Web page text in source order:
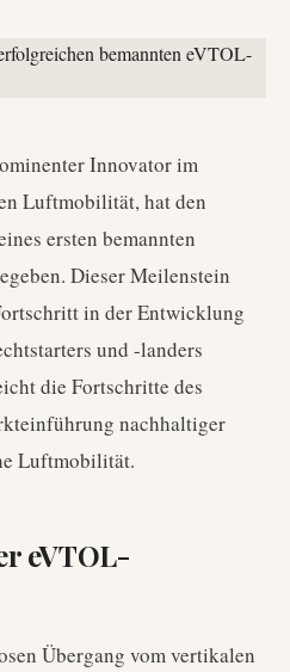
Innovator im
Luftmobilität, hat den
ersten bemannten
Dieser Meilenstein
in der Entwicklung
und -landers
die Fortschritte des
nachhaltiger
Luftmobilität.
eVTOL-
Übergang vom vertikalen